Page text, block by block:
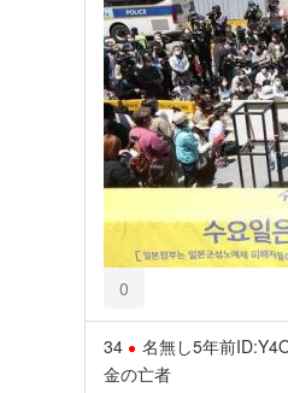
0
34 名無し5年前
金の亡者